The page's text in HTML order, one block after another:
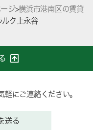
ジ>横浜市港南区の賃貸
ルク上永谷
にご連絡ください。
送る